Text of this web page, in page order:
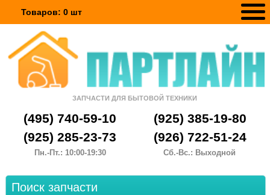
Товаров: 0 шт
ЗАПЧАСТИ ДЛЯ БЫТОВОЙ ТЕХНИКИ
(495) 740-59-10
(925) 385-19-80
(925) 285-23-73
(926) 722-51-24
Пн.-Пт.: 10:00-19:30 Сб.-Вс.: Выходной
Поиск запчасти